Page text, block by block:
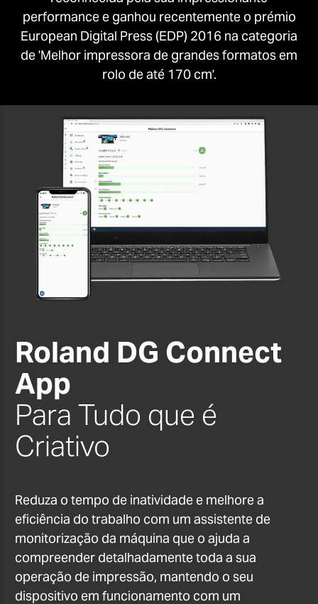
performance e ganhou recentemente o prémio
European Digital Press (EDP) 2016 na categoria
de 'Melhor impressora de grandes formatos em
rolo de até 170 cm'.
Roland DG Connect
App
Para Tudo que é
Criativo
Reduza o tempo de inatividade e melhore a
eficiência do trabalho com um assistente de
monitorização da máquina que o ajuda a
compreender detalhadamente toda a sua
operação de impressão, mantendo o seu
dispositivo em funcionamento com um